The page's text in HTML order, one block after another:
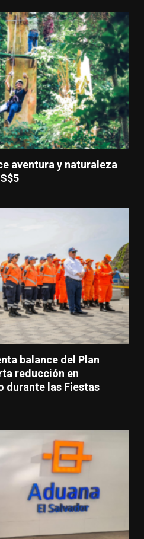
aventura y naturaleza
balance del Plan
reducción en
durante las Fiestas